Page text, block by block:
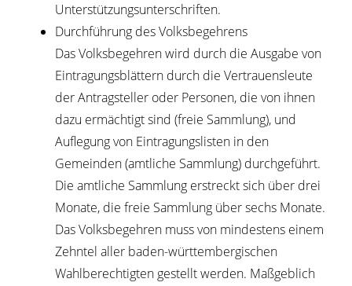
Unterstützungsunterschriften.
Durchführung des Volksbegehrens
Das Volksbegehren wird durch die Ausgabe von
Eintragungsblättern durch die Vertrauensleute
der Antragsteller oder Personen, die von ihnen
dazu ermächtigt sind (freie Sammlung), und
Auflegung von Eintragungslisten in den
Gemeinden (amtliche Sammlung) durchgeführt.
Die amtliche Sammlung erstreckt sich über drei
Monate, die freie Sammlung über sechs Monate.
Das Volksbegehren muss von mindestens einem
Zehntel aller baden-württembergischen
Wahlberechtigten gestellt werden. Maßgeblich